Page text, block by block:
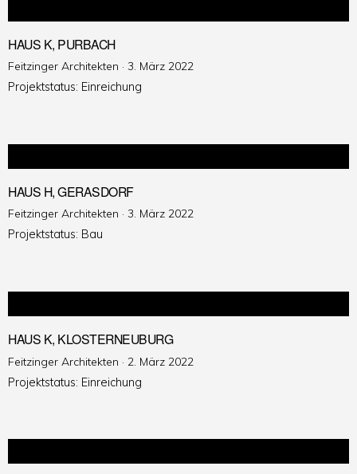
HAUS K, PURBACH
Feitzinger Architekten · Veröffentlicht
am
3. März 2022
Projektstatus: Einreichung
HAUS H, GERASDORF
Feitzinger Architekten · Veröffentlicht
3. März 2022
Projektstatus: Bau
HAUS K, KLOSTERNEUBURG
Feitzinger Architekten · Veröffentlicht
am
2. März 2022
Projektstatus: Einreichung